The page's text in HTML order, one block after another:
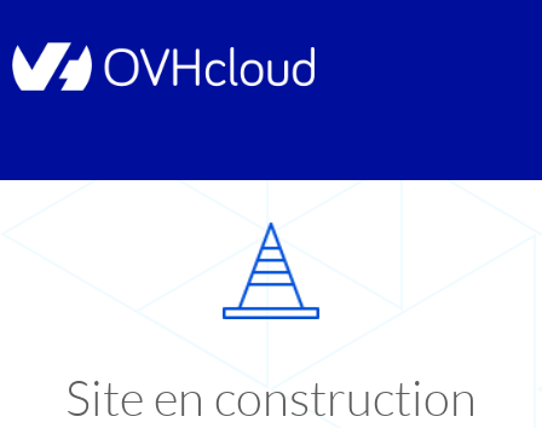
Site en construction